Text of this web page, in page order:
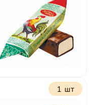
Птичье молоко
сливочно-
ванильное
1 шт